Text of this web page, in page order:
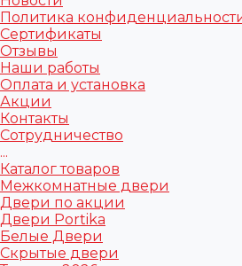
Политика
Сертификаты
Отзывы
Наши работы
Оплата и установка
Акции
Контакты
Сотрудничество
...
Каталог товаров
Межкомнатные двери
Двери по акции
Двери Portika
Белые Двери
Скрытые двери